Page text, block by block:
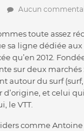
Aucun
toute assez
sa ligne dédiée aux
qu’en 2012.
sur deux marchés
autour du surf
et celui
le VTT.
comme